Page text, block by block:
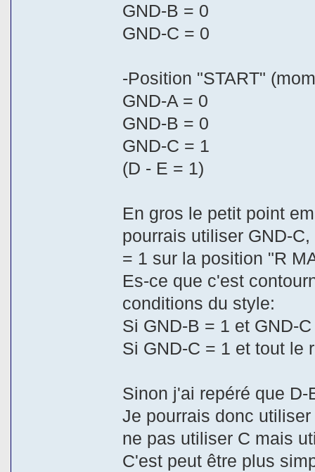
GND-B = 0
GND-C = 0
-Position "START"
GND-A = 0
GND-B = 0
GND-C = 1
(D - E = 1)
En gros le petit point
pourrais utiliser GND-
= 1 sur la position "R
Es-ce que c'est
conditions du style:
Si GND-B = 1 et GND-
Si GND-C = 1 et tout le
Sinon j'ai repéré que
Je pourrais donc
ne pas utiliser C mais
C'est peut être plus